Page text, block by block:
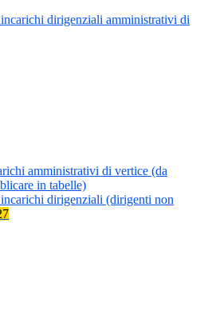
dirigenziali amministrativi di
amministrativi di vertice (da
in tabelle)
dirigenziali (dirigenti non